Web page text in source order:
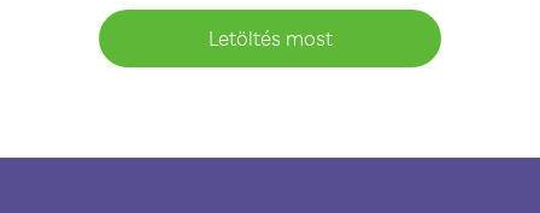
Letöltés most